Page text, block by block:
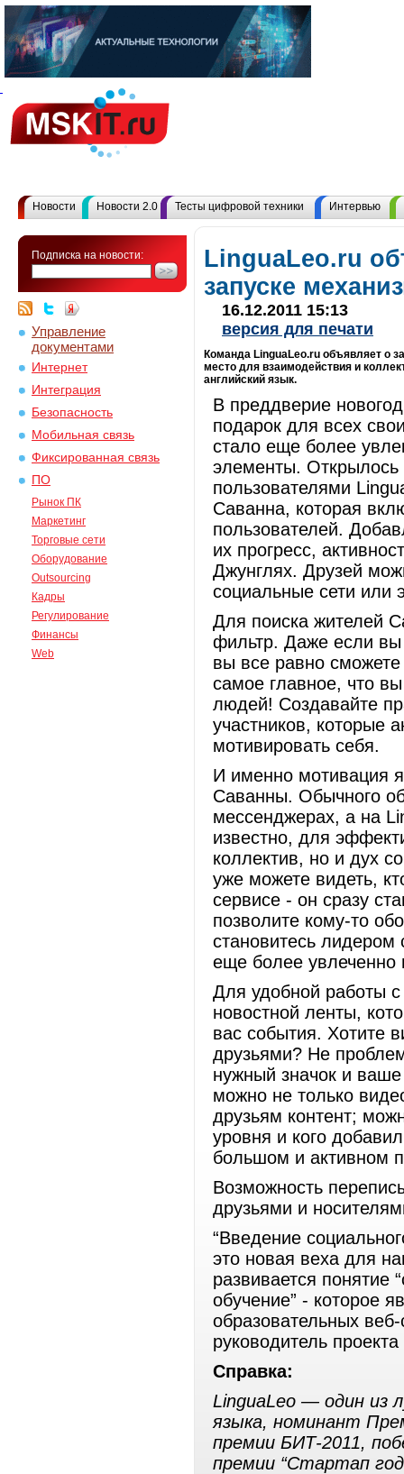
Новости Новости 2.0 Тесты цифровой техники Интервью
Подписка на новости:
Управление
документами
Интернет
Интеграция
Безопасность
Мобильная связь
Фиксированная связь
ПО
Рынок ПК
Маркетинг
Торговые сети
Оборудование
Outsourcing
Кадры
Регулирование
Финансы
Web
LinguaLeo.ru
запуске
16.12.2011 15:13
версия для печати
Команда LinguaLeo.ru объявляет о
место для взаимодействия и
английский язык.
В преддверие
подарок для всех
стало еще более
элементы.
пользователями
Саванна, которая
пользователей.
их прогресс,
Джунглях. Друзей
социальные сети или
Для поиска жителей
фильтр. Даже если вы
вы все равно
самое главное, что
людей! Создавайте
участников, которые
мотивировать себя.
И именно мотивация
Саванны. Обычного
мессенджерах, а на
известно, для
коллектив, но и дух
уже можете видеть,
сервисе - он сразу
позволите кому-то
становитесь лидером
еще более увлеченно
Для удобной работы
новостной ленты,
вас события. Хотите
друзьями? Не
нужный значок и
можно не только
друзьям контент;
уровня и кого
большом и активном
Возможность
друзьями и
“Введение
это новая веха для
развивается понятие
обучение” - которое
образовательных
руководитель
Справка:
LinguaLeo — один из
языка, номинант
премии БИТ-2011,
премии “Стартап